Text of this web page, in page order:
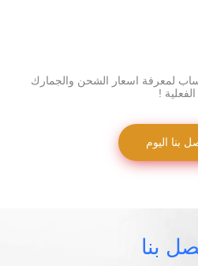
لمعرفة اسعار الشحن والجمارك
الفعلية !
بنا اليوم
بنا